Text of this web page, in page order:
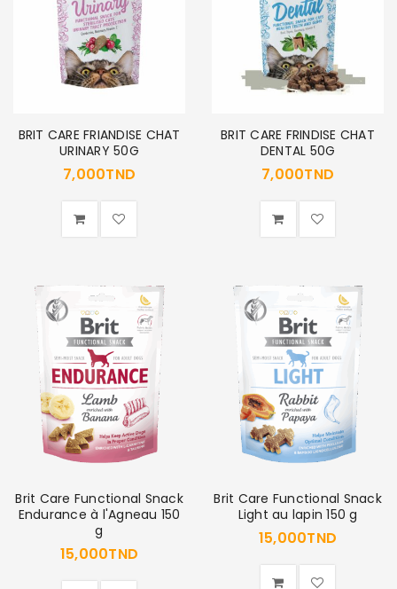
BRIT CARE FRIANDISE CHAT
URINARY 50G
7,000TND
BRIT CARE FRINDISE CHAT
DENTAL 50G
7,000TND
Brit Care Functional Snack
Endurance à l'Agneau 150
g
15,000TND
Brit Care Functional Snack
Light au lapin 150 g
15,000TND